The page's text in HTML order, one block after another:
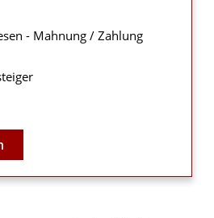
- Mahnung / Zahlung